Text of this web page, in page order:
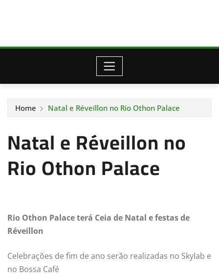
Home Natal e Réveillon no Rio Othon Palace
Natal e Réveillon no
Rio Othon Palace
Rio Othon Palace terá Ceia de Natal e festas de
Réveillon
Celebrações de fim de ano serão realizadas no Skylab e
no Bossa Café